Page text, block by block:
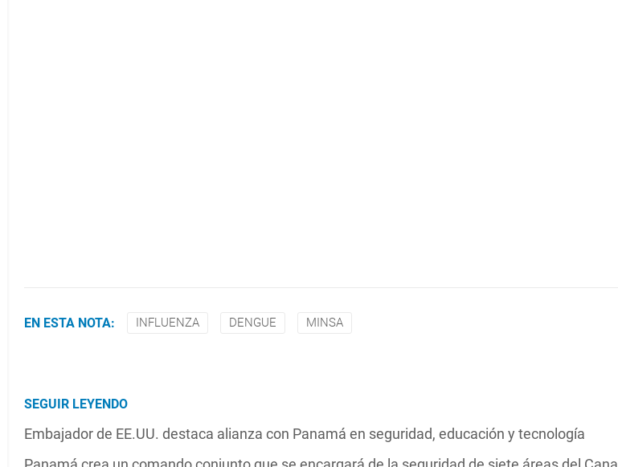
EN ESTA NOTA: INFLUENZA DENGUE MINSA
SEGUIR LEYENDO
Embajador de EE.UU. destaca alianza con Panamá en seguridad, educación y tecnología